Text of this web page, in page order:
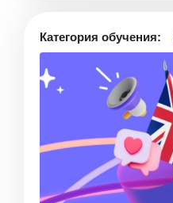
Категория обучения: